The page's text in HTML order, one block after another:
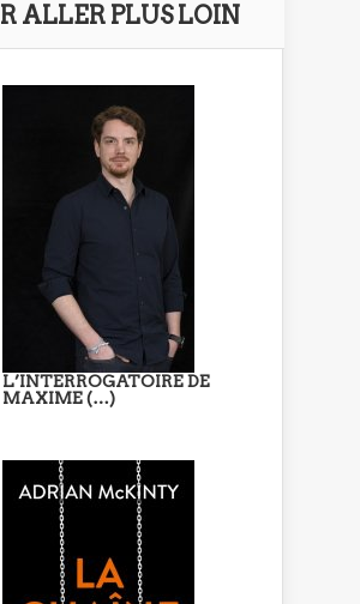
ALLER PLUS LOIN
L’INTERROGATOIRE DE
MAXIME (…)